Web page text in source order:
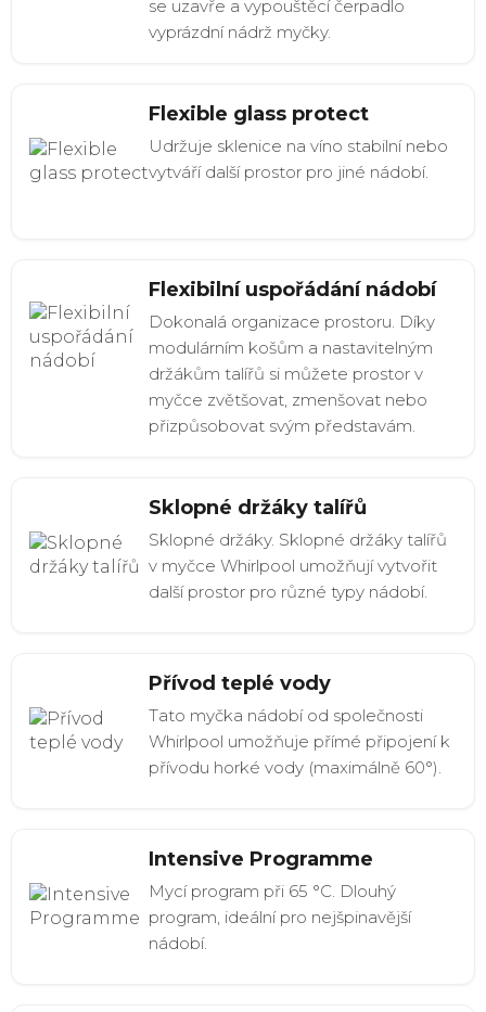
se uzavře a vypouštěcí čerpadlo
vyprázdní nádrž myčky.
Flexible glass protect
Udržuje sklenice na víno stabilní nebo
vytváří další prostor pro jiné nádobí.
Flexibilní uspořádání nádobí
Dokonalá organizace prostoru. Díky
modulárním košům a nastavitelným
držákům talířů si můžete prostor v
myčce zvětšovat, zmenšovat nebo
přizpůsobovat svým představám.
Sklopné držáky talířů
Sklopné držáky. Sklopné držáky talířů
v myčce Whirlpool umožňují vytvořit
další prostor pro různé typy nádobí.
Přívod teplé vody
Tato myčka nádobí od společnosti
Whirlpool umožňuje přímé připojení k
přívodu horké vody (maximálně 60°).
Intensive Programme
Mycí program při 65 °C. Dlouhý
program, ideální pro nejšpinavější
nádobí.